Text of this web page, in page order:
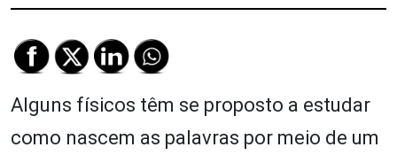
Alguns físicos têm se proposto a estudar
como nascem as palavras por meio de um